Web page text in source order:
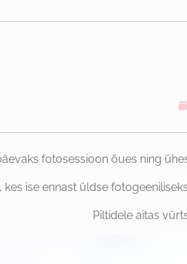
fotosessioon õues ning
kes ise ennast üldse
Piltidele aitas